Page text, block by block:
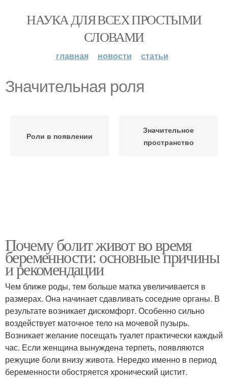
НАУКА ДЛЯ ВСЕХ ПРОСТЫМИ
СЛОВАМИ
главная новости статьи
Значительная роля
Роли в появлении
Значительное
пространство
Почему болит живот во время
беременности: основные причины
и рекомендации
Чем ближе роды, тем больше матка увеличивается в
размерах. Она начинает сдавливать соседние органы. В
результате возникает дискомфорт. Особенно сильно
воздействует маточное тело на мочевой пузырь.
Возникает желание посещать туалет практически каждый
час. Если женщина вынуждена терпеть, появляются
режущие боли внизу живота. Нередко именно в период
беременности обостряется хронический цистит.